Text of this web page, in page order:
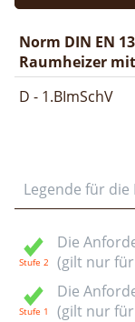
Norm DIN EN
Raumheizer
D - 1.BImSchV
Legende für
Die
(gilt nur
Die
(gilt nur